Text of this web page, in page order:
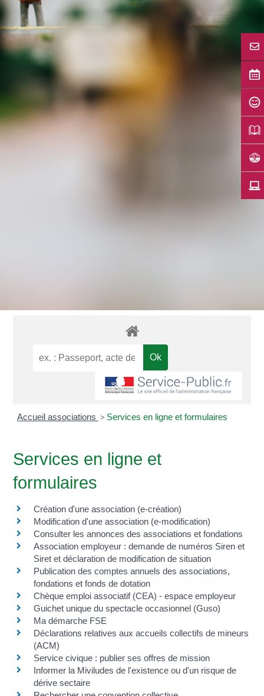
Accueil associations > Services en ligne et formulaires
Services en ligne et
formulaires
Création d'une association (e-création)
Modification d'une association (e-modification)
Consulter les annonces des associations et fondations
Association employeur : demande de numéros Siren et
Siret et déclaration de modification de situation
Publication des comptes annuels des associations,
fondations et fonds de dotation
Chèque emploi associatif (CEA) - espace employeur
Guichet unique du spectacle occasionnel (Guso)
Ma démarche FSE
Déclarations relatives aux accueils collectifs de mineurs
(ACM)
Service civique : publier ses offres de mission
Informer la Miviludes de l'existence ou d'un risque de
dérive sectaire